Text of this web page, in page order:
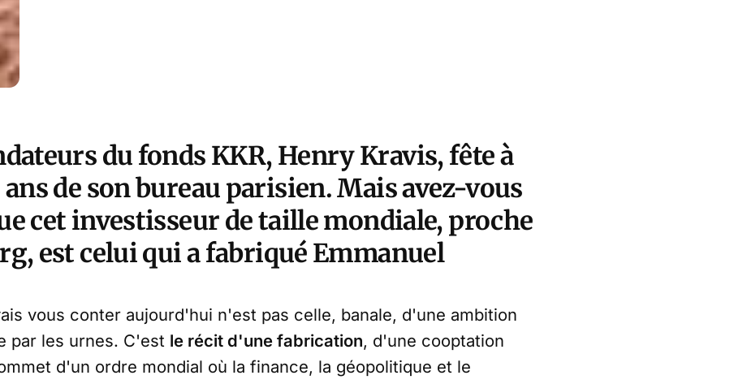
du fonds KKR, Henry Kravis, fête à
de son bureau parisien. Mais avez-vous
cet investisseur de taille mondiale, proche
est celui qui a fabriqué Emmanuel
vous conter aujourd'hui n'est pas celle, banale, d'une ambition
par les urnes. C'est le récit d'une fabrication, d'une cooptation
d'un ordre mondial où la finance, la géopolitique et le